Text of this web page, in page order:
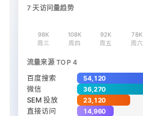
7 天访问量趋势
98K
周三
108K
周四
92K
周五
78K
周六
流量来源 TOP 4
百度搜索 54,120
微信
36,270
SEM 投放
23,120
直接访问
14,960